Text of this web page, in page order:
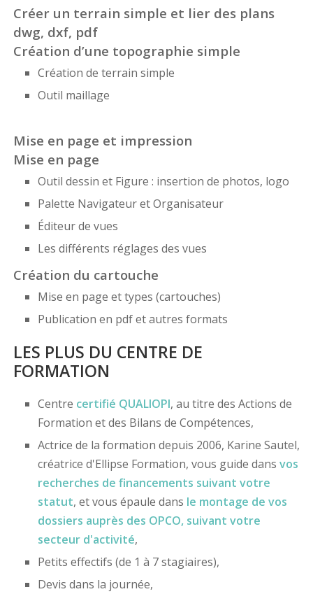
Créer un terrain simple et lier des plans
dwg, dxf, pdf
Création d’une topographie simple
Création de terrain simple
Outil maillage
Mise en page et impression
Mise en page
Outil dessin et Figure : insertion de photos, logo
Palette Navigateur et Organisateur
Éditeur de vues
Les différents réglages des vues
Création du cartouche
Mise en page et types (cartouches)
Publication en pdf et autres formats
LES PLUS DU CENTRE DE
FORMATION
Centre certifié QUALIOPI, au titre des Actions de
Formation et des Bilans de Compétences,
Actrice de la formation depuis 2006, Karine Sautel,
créatrice d'Ellipse Formation, vous guide dans vos
recherches de financements suivant votre
statut, et vous épaule dans le montage de vos
dossiers auprès des OPCO, suivant votre
secteur d'activité,
Petits effectifs (de 1 à 7 stagiaires),
Devis dans la journée,